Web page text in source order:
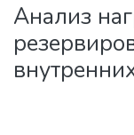
Анализ